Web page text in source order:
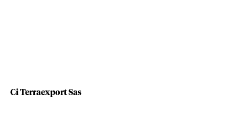
Ci Terraexport Sas